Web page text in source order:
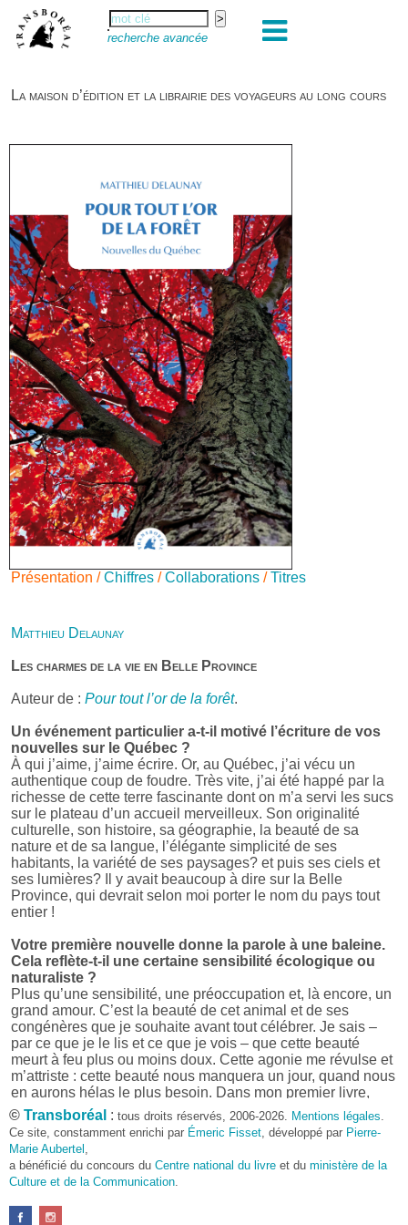
recherche avancée
La maison d’édition et la librairie des voyageurs au long cours
Présentation /Chiffres /Collaborations /Titres
Matthieu Delaunay
Les charmes de la vie en Belle Province
Auteur de : Pour tout l’or de la forêt.
Un événement particulier a-t-il motivé l’écriture de vos
nouvelles sur le Québec ?
À qui j’aime, j’aime écrire. Or, au Québec, j’ai vécu un
authentique coup de foudre. Très vite, j’ai été happé par la
richesse de cette terre fascinante dont on m’a servi les sucs
sur le plateau d’un accueil merveilleux. Son originalité
culturelle, son histoire, sa géographie, la beauté de sa
nature et de sa langue, l’élégante simplicité de ses
habitants, la variété de ses paysages? et puis ses ciels et
ses lumières? Il y avait beaucoup à dire sur la Belle
Province, qui devrait selon moi porter le nom du pays tout
entier !
Votre première nouvelle donne la parole à une baleine.
Cela reflète-t-il une certaine sensibilité écologique ou
naturaliste ?
Plus qu’une sensibilité, une préoccupation et, là encore, un
grand amour. C’est la beauté de cet animal et de ses
congénères que je souhaite avant tout célébrer. Je sais –
par ce que je le lis et ce que je vois – que cette beauté
meurt à feu plus ou moins doux. Cette agonie me révulse et
m’attriste : cette beauté nous manquera un jour, quand nous
en aurons hélas le plus besoin. Dans mon premier livre,
j’avais pris goût à me mettre dans la peau d’une bête. Outre
l’intérêt de l’exercice littéraire, il me semble que cela peut
être un bon moyen pour transmettre certains messages.
Pourquoi avoir choisi le format des nouvelles plutôt
qu’un autre ?
D’abord parce que j’aime (décidément!) en lire !
© Transboréal : tous droits réservés, 2006-2026. Mentions légales
Ce site, constamment enrichi par Émeric Fisset , développé par Pierre-
Marie Aubertel
a bénéficié du concours du Centre national du livre et du ministère de la
Culture et de la Communication